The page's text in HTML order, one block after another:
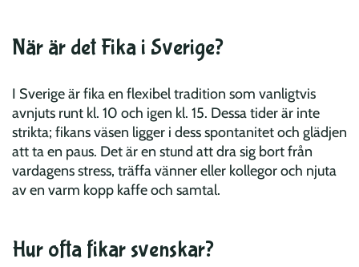
När är det Fika i Sverige?
I Sverige är fika en flexibel tradition som vanligtvis
avnjuts runt kl. 10 och igen kl. 15. Dessa tider är inte
strikta; fikans väsen ligger i dess spontanitet och glädjen
att ta en paus. Det är en stund att dra sig bort från
vardagens stress, träffa vänner eller kollegor och njuta
av en varm kopp kaffe och samtal.
Hur ofta fikar svenskar?